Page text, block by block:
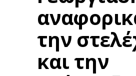
την
και την